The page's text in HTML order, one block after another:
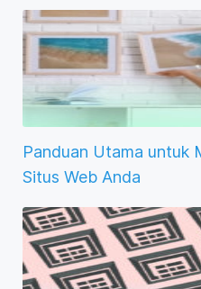
Panduan Utama untuk
Situs Web Anda